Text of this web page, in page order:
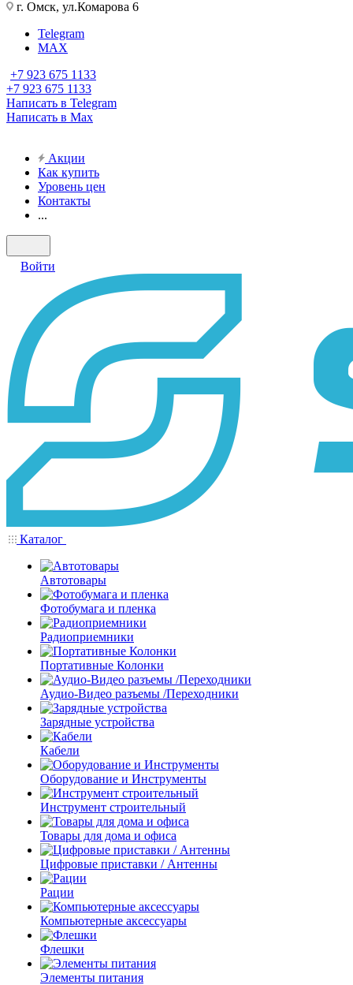
г. Омск, ул.Комарова 6
Telegram
MAX
+7 923 675 1133
+7 923 675 1133
Написать в Telegram
Написать в Max
Акции
Как купить
Уровень цен
Контакты
...
Войти
Каталог
Автотовары
Фотобумага и пленка
Радиоприемники
Портативные Колонки
Аудио-Видео разъемы /Переходники
Зарядные устройства
Кабели
Оборудование и Инструменты
Инструмент строительный
Товары для дома и офиса
Цифровые приставки / Антенны
Рации
Компьютерные аксессуары
Флешки
Элементы питания